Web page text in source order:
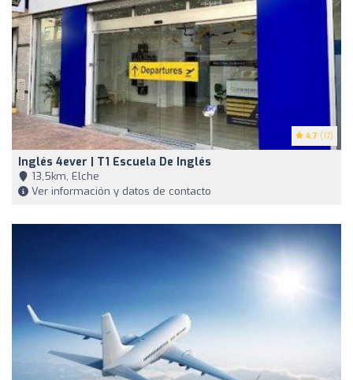
4.7 (17)
Inglés 4ever | T1 Escuela De Inglés
13,5km, Elche
Ver información y datos de contacto